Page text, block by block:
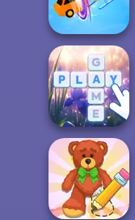
Paint It
Shape-shifting
Bubble Letters